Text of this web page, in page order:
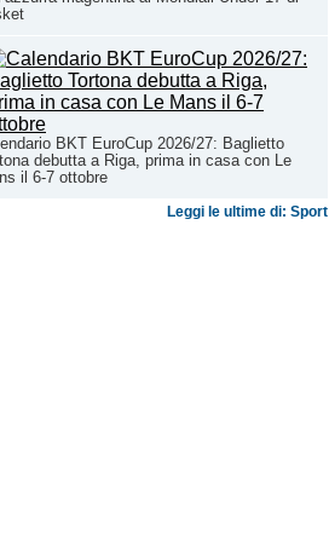
BKT EuroCup 2026/27: Baglietto
debutta a Riga, prima in casa con Le
il 6-7 ottobre
Leggi le ultime di: Sport